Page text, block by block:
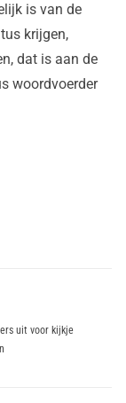
is van de
krijgen,
dat is aan de
woordvoerder
uit voor kijkje